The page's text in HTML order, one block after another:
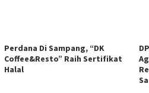
Perdana Di Sampang, “DK
Coffee&Resto” Raih Sertifikat
Halal